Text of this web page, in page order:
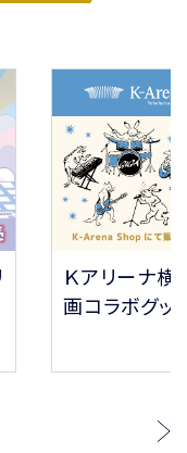
Ｋアリーナ
画コラボグッ